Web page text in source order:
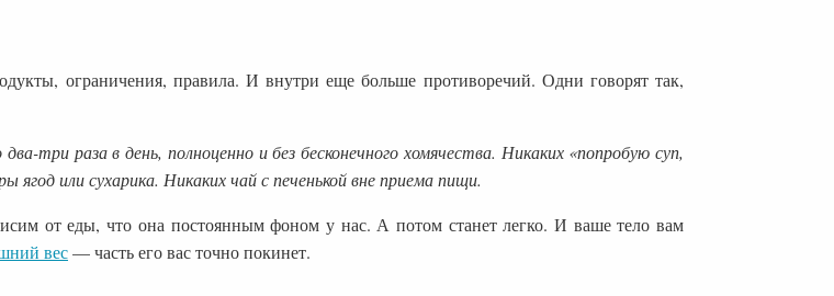
ограничения, правила. И внутри еще больше противоречий. Одни говорят так,
три раза в день, полноценно и без бесконечного хомячества. Никаких «попробую суп,
или сухарика. Никаких чай с печенькой вне приема пищи.
от еды, что она постоянным фоном у нас. А потом станет легко. И ваше тело вам
вес— часть его вас точно покинет.